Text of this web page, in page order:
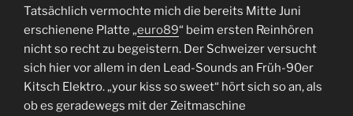
Tatsächlich vermochte mich die bereits Mitte Juni
erschienene Platte „euro89“ beim ersten Reinhören
nicht so recht zu begeistern. Der Schweizer versucht
sich hier vor allem in den Lead-Sounds an Früh-90er
Kitsch Elektro. „your kiss so sweet“ hört sich so an, als
ob es geradewegs mit der Zeitmaschine